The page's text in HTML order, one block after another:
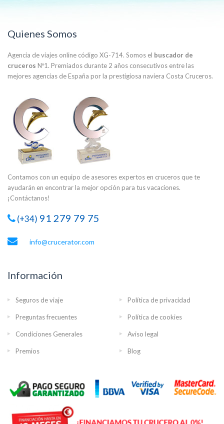
Quienes Somos
Agencia de viajes online código XG-714. Somos el buscador de
cruceros Nº1. Premiados durante 2 años consecutivos entre las
mejores agencias de España por la prestigiosa naviera Costa Cruceros.
Contamos con un equipo de asesores expertos en cruceros que te
ayudarán en encontrar la mejor opción para tus vacaciones.
¡Contáctanos!
(+34) 91 279 79 75
info@crucerator.com
Información
Seguros de viaje Política de privacidad
Preguntas frecuentes Política de cookies
Condiciones Generales Aviso legal
Premios Blog